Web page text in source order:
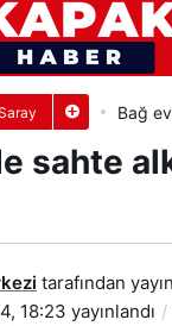
Bağ
sahte
tarafından
18:23 yayınlandı
sahte alkol